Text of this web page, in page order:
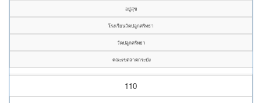
อยู่สุข
โรงเรียนวัดปลูกศรัทธา
วัดปลูกศรัทธา
คณะเขตลาดกระบัง
110